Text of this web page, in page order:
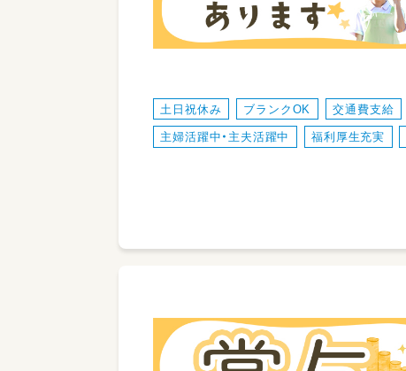
土日祝休み ブランクOK 交通費支給
主婦活躍中・主夫活躍中 福利厚生充実